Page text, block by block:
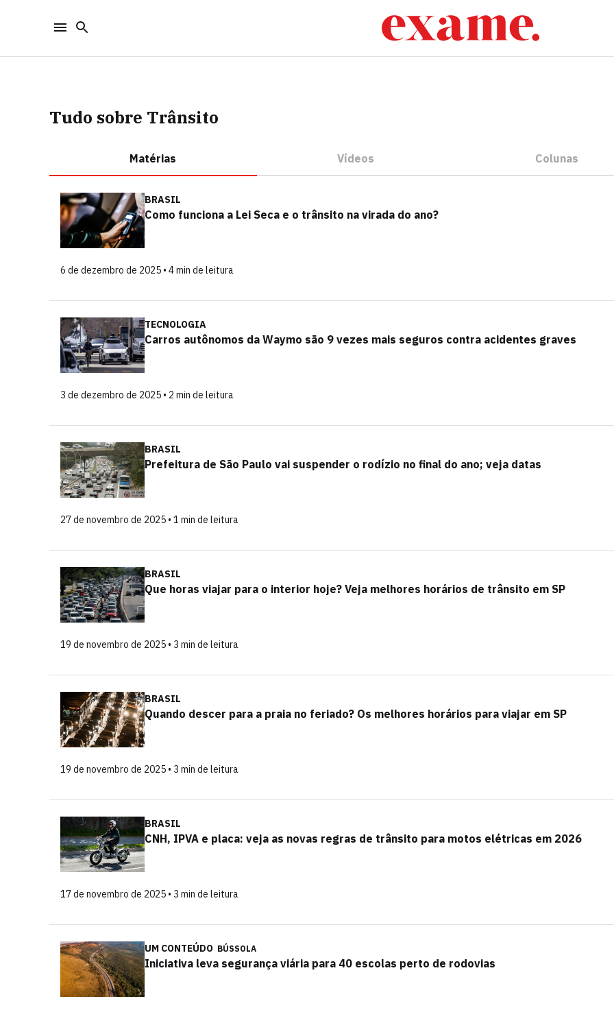
Tudo sobre Trânsito
Matérias Vídeos Colunas
BRASIL
Como funciona a Lei Seca e o trânsito na virada do ano?
6 de dezembro de 2025 • 4 min de leitura
TECNOLOGIA
Carros autônomos da Waymo são 9 vezes mais seguros contra acidentes graves
3 de dezembro de 2025 • 2 min de leitura
BRASIL
Prefeitura de São Paulo vai suspender o rodízio no final do ano; veja datas
27 de novembro de 2025 • 1 min de leitura
BRASIL
Que horas viajar para o interior hoje? Veja melhores horários de trânsito em SP
19 de novembro de 2025 • 3 min de leitura
BRASIL
Quando descer para a praia no feriado? Os melhores horários para viajar em SP
19 de novembro de 2025 • 3 min de leitura
BRASIL
CNH, IPVA e placa: veja as novas regras de trânsito para motos elétricas em 2026
17 de novembro de 2025 • 3 min de leitura
UM CONTEÚDO BÚSSOLA
Iniciativa leva segurança viária para 40 escolas perto de rodovias